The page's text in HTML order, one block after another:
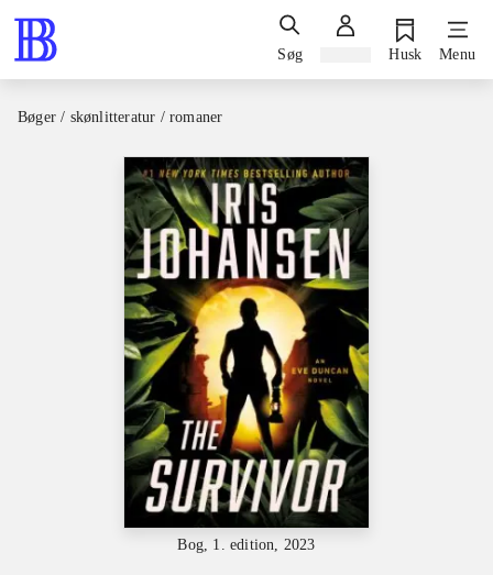
Søg Husk Menu
Bøger / skønlitteratur / romaner
Bog, 1. edition, 2023